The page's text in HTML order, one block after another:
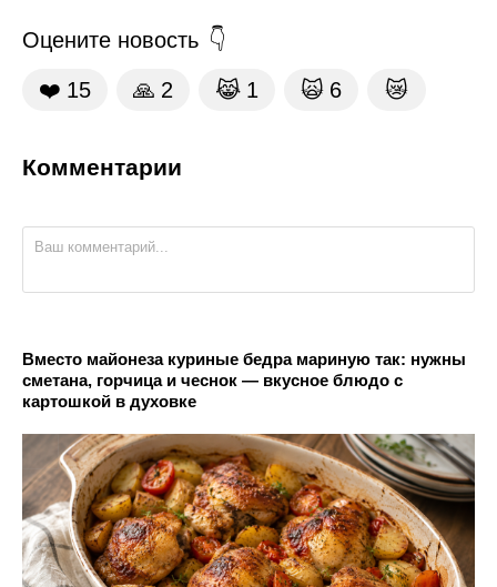
Оцените новость
❤️ 15 🙏 2 😹 1 🙀 6 😿
Комментарии
Вместо майонеза куриные бедра мариную так: нужны
сметана, горчица и чеснок — вкусное блюдо с
картошкой в духовке